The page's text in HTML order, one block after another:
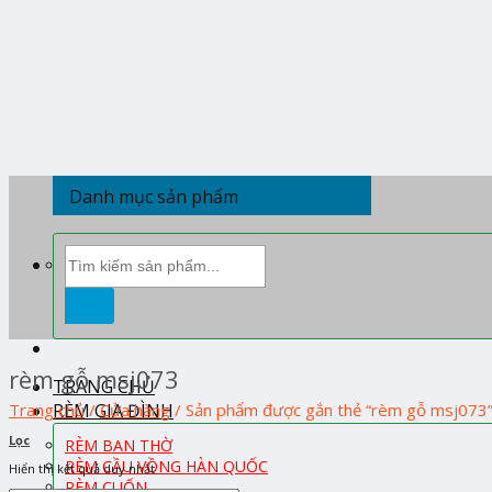
TRANG CHỦ
RÈM GIA ĐÌNH
RÈM BAN THỜ
RÈM CẦU VỒNG HÀN QUỐC
RÈM CUỐN
Danh mục sản phẩm
kiếm:
rèm gỗ msj073
Trang chủ / Cửa hàng / Sản phẩm được gắn thẻ “rèm gỗ msj073”
Lọc
Hiển thị kết quả duy nhất